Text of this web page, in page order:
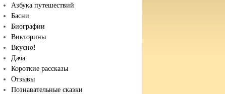
Азбука путешествий
Басни
Биографии
Викторины
Вкусно!
Дача
Короткие рассказы
Отзывы
Познавательные сказки